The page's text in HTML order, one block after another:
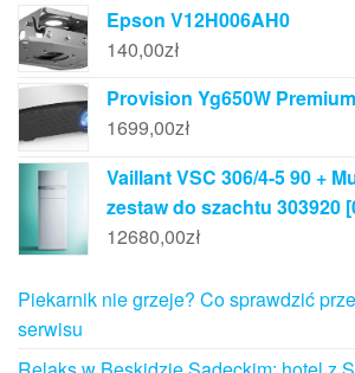
Epson V12H006AH0
140,00zł
Provision Yg650W
1699,00zł
Vaillant VSC 306/4-5 90 +
zestaw do szachtu 303920
12680,00zł
Piekarnik nie grzeje? Co sprawdzić
serwisu